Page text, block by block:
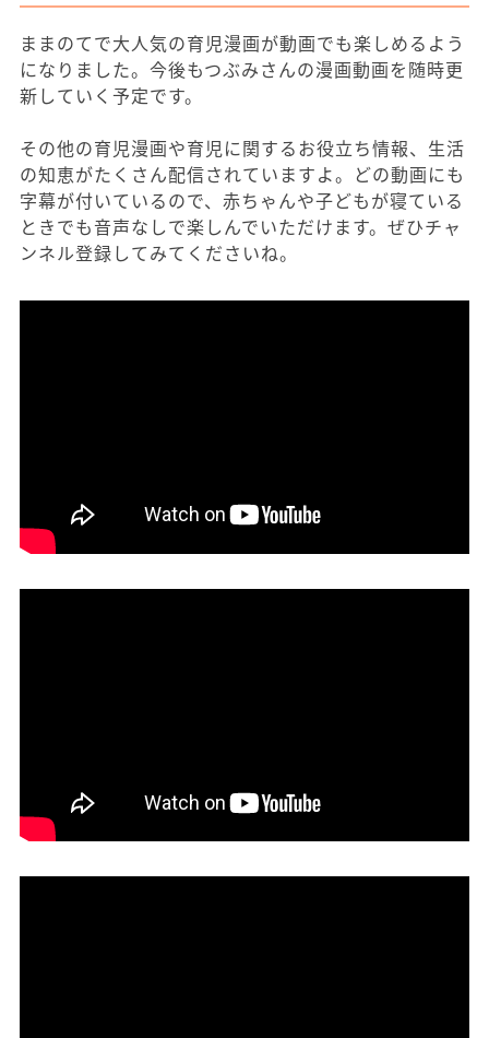
ままのてで大人気の育児漫画が動画でも楽しめるよう
になりました。今後もつぶみさんの漫画動画を随時更
新していく予定です。
その他の育児漫画や育児に関するお役立ち情報、生活
の知恵がたくさん配信されていますよ。どの動画にも
字幕が付いているので、赤ちゃんや子どもが寝ている
ときでも音声なしで楽しんでいただけます。ぜひチャ
ンネル登録してみてくださいね。